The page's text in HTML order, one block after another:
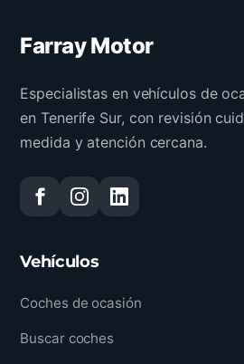
Farray Motor
Especialistas en vehículos de
en Tenerife Sur, con revisión
medida y atención cercana.
Vehículos
Coches de ocasión
Buscar coches